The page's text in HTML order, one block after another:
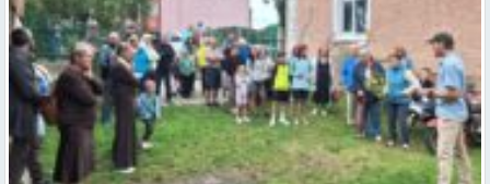
Valmieras dzimšanas diena sākas ar Krāču kakta svētkiem